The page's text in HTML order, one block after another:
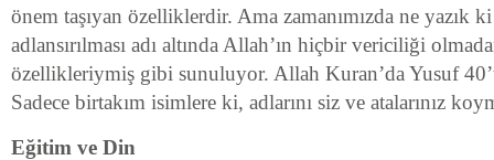
önem taşıyan özelliklerdir. Ama zamanımızda ne yazık
adlansırılması adı altında Allah’ın hiçbir vericiliği
özellikleriymiş gibi sunuluyor. Allah Kuran’da Yusuf
Sadece birtakım isimlere ki, adlarını siz ve atalarınız
Eğitim ve Din